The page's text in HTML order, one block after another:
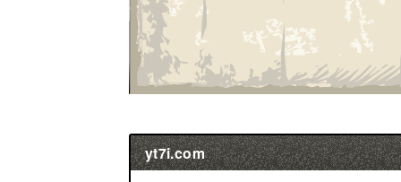
yt7i.com